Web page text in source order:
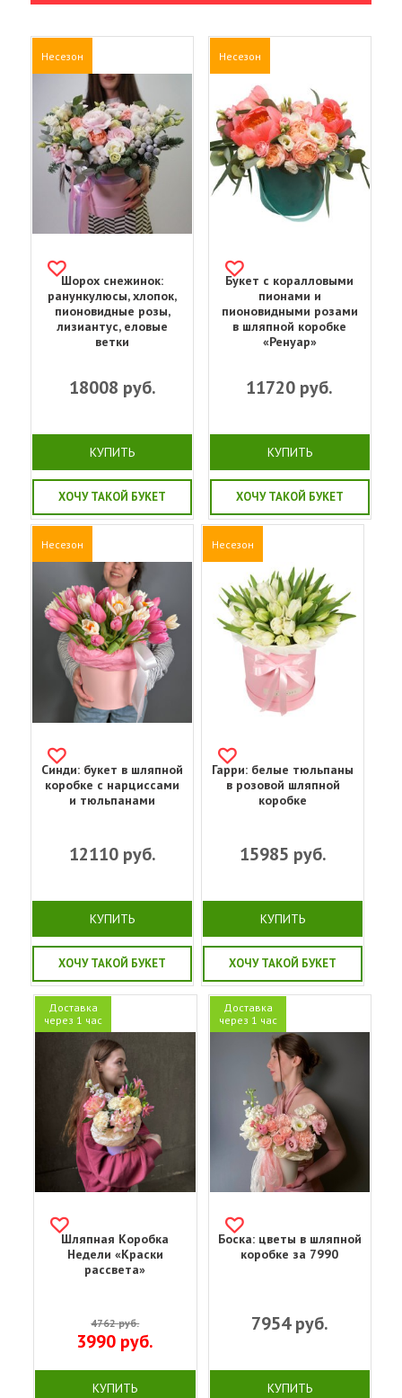
Несезон
Шорох снежинок:
ранункулюсы, хлопок,
пионовидные розы,
лизиантус, еловые
ветки
18008 руб.
КУПИТЬ
ХОЧУ ТАКОЙ БУКЕТ
Несезон
Букет с коралловыми
пионами и
пионовидными розами
в шляпной коробке
«Ренуар»
11720 руб.
КУПИТЬ
ХОЧУ ТАКОЙ БУКЕТ
Несезон
Синди: букет в шляпной
коробке с нарциссами
и тюльпанами
12110руб.
КУПИТЬ
ХОЧУ ТАКОЙ БУКЕТ
Несезон
Гарри: белые тюльпаны
в розовой шляпной
коробке
15985 руб.
КУПИТЬ
ХОЧУ ТАКОЙ БУКЕТ
Доставка
через 1 час
Шляпная Коробка
Недели «Краски
рассвета»
4762руб.
3990 руб.
КУПИТЬ
Доставка
через 1 час
Боска: цветы в шляпной
коробке за 7990
7954руб.
КУПИТЬ